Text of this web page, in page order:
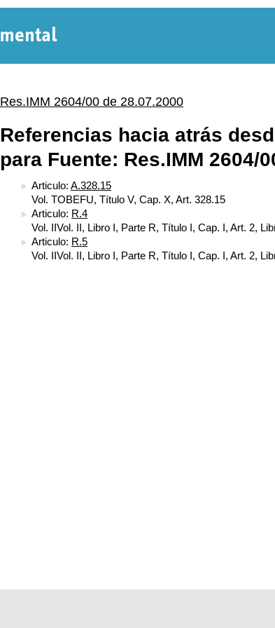
Res.IMM 2604/00 de 28.07.2000
Referencias hacia atrás
para Fuente: Res.IMM 2604/
Articulo: A.328.15
Vol. TOBEFU, Título V, Cap. X, Art. 328.15
Articulo: R.4
Vol. IIVol. II, Libro I, Parte R, Título I, Cap. I, Art. 2,
Articulo: R.5
Vol. IIVol. II, Libro I, Parte R, Título I, Cap. I, Art. 2,